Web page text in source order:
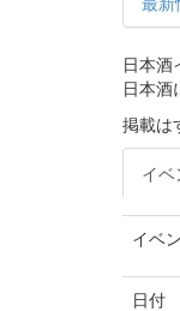
日本酒
日本酒
掲載は
イベ
イベ
日付